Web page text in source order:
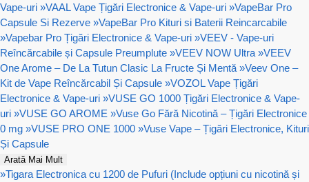
Vape-uri »VAAL Vape Țigări Electronice & Vape-uri »VapeBar Pro
Capsule Si Rezerve »VapeBar Pro Kituri si Baterii Reincarcabile
»Vapebar Pro Țigări Electronice & Vape-uri »VEEV - Vape-uri
Reîncărcabile și Capsule Preumplute »VEEV NOW Ultra »VEEV
One Arome – De La Tutun Clasic La Fructe Și Mentă »Veev One –
Kit de Vape Reîncărcabil Și Capsule »VOZOL Vape Țigări
Electronice & Vape-uri »VUSE GO 1000 Țigări Electronice & Vape-
uri »VUSE GO AROME »Vuse Go Fără Nicotină – Țigări Electronice
0 mg »VUSE PRO ONE 1000 »Vuse Vape – Țigări Electronice, Kituri
Și Capsule
Arată Mai Mult
»Tigara Electronica cu 1200 de Pufuri (Include opțiuni cu nicotină și